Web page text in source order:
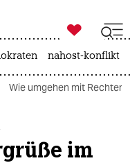

taz zahl ich
nahost-konflikt
Wie umgehen mit Rechten?
im